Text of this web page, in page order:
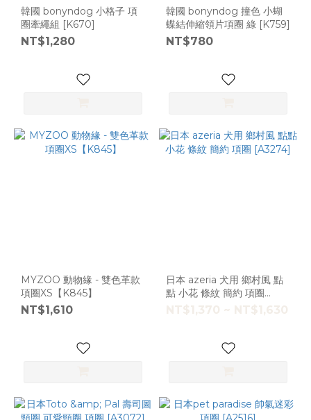
韓國 bonyndog 小格子 項
圈牽繩組 [K670]
NT$1,280
韓國 bonyndog 撞色 小蝴
蝶結伸縮領片項圈 綠 [K759]
NT$780
MYZOO 動物緣 - 雙色革款
項圈XS【K845】
NT$1,610
日本 azeria 犬用 鄉村風 點
點 小花 條紋 簡約 項圈
[A3274]
NT$1,370 ~ NT$1,630